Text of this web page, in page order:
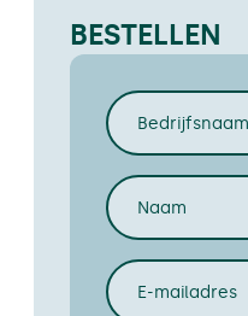
BESTELLEN
Bedrijfsnaam
(Vereist)
Naam
(Vereist)
E-
mailadres